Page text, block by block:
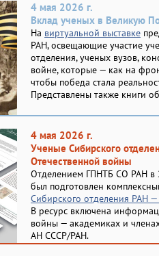
4 мая 2026 г.
Вклад ученых в Великую
На виртуальной выставке
РАН, освещающие участие
отделения, ученых вузов,
войне, которые — как на
чтобы победа стала
Представлены также книги
4 мая 2026 г.
Ученые Сибирского
Отечественной войны
Отделением ГПНТБ СО РАН в
был подготовлен
Сибирского отделения РАН
В ресурс включена
войны — академиках и
АН СССР/РАН.